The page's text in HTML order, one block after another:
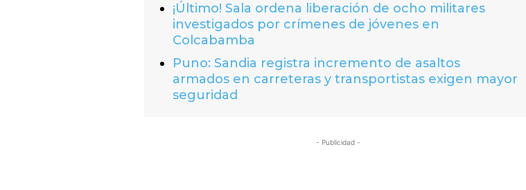
¡Último! Sala ordena liberación de ocho militares
investigados por crímenes de jóvenes en
Colcabamba
Puno: Sandia registra incremento de asaltos
armados en carreteras y transportistas exigen mayor
seguridad
- Publicidad -